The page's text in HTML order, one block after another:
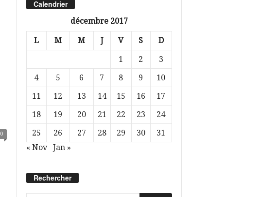
0
Calendrier
décembre 2017
L M M J V S D
1 2
3
4
5 6 7 8 9
10
11
12 13 14 15 16
17
18
19 20 21 22 23
24
25
26 27 28 29 30
31
« Nov
Jan »
Rechercher